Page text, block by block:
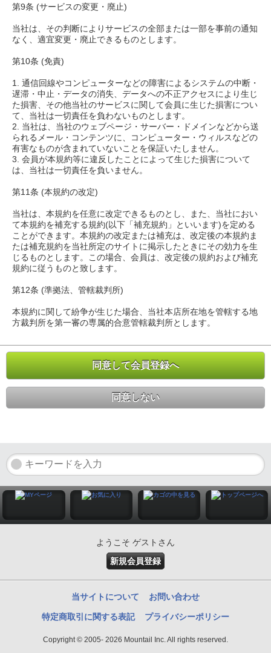
第9条 (サービスの変更・廃止)
当社は、その判断によりサービスの全部または一部を事前の通知
なく、適宜変更・廃止できるものとします。
第10条 (免責)
1. 通信回線やコンピューターなどの障害によるシステムの中断・
遅滞・中止・データの消失、データへの不正アクセスにより生じ
た損害、その他当社のサービスに関して会員に生じた損害につい
て、当社は一切責任を負わないものとします。
2. 当社は、当社のウェブページ・サーバー・ドメインなどから送
られるメール・コンテンツに、コンピューター・ウィルスなどの
有害なものが含まれていないことを保証いたしません。
3. 会員が本規約等に違反したことによって生じた損害について
は、当社は一切責任を負いません。
第11条 (本規約の改定)
当社は、本規約を任意に改定できるものとし、また、当社におい
て本規約を補充する規約(以下「補充規約」といいます)を定める
ことができます。本規約の改定または補充は、改定後の本規約ま
たは補充規約を当社所定のサイトに掲示したときにその効力を生
じるものとします。この場合、会員は、改定後の規約および補充
規約に従うものと致します。
第12条 (準拠法、管轄裁判所)
本規約に関して紛争が生じた場合、当社本店所在地を管轄する地
方裁判所を第一審の専属的合意管轄裁判所とします。
同意して会員登録へ
同意しない
ようこそ ゲストさん
新規会員登録
当サイトについて お問い合わせ
特定商取引に関する表記 プライバシーポリシー
Copyright © 2005- 2026 Mountail Inc. All rights reserved.